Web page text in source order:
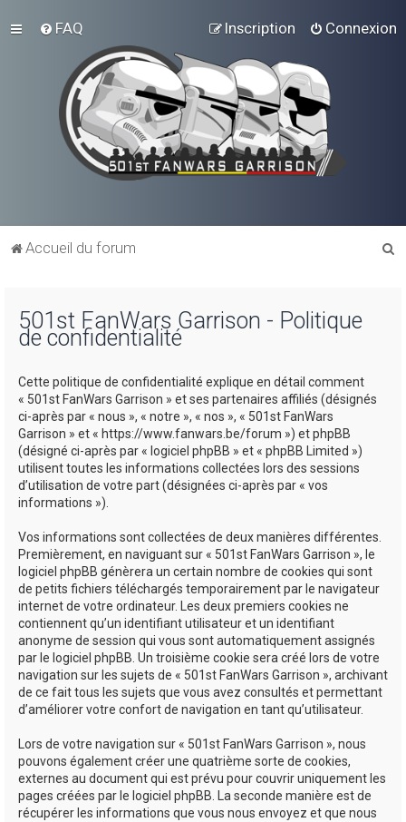
FAQ Connexion
Inscription
Accueil du forum
501st FanWars Garrison - Politique
de confidentialité
Cette politique de confidentialité explique en détail comment
« 501st FanWars Garrison » et ses partenaires affiliés (désignés
ci-après par « nous », « notre », « nos », « 501st FanWars
Garrison » et « https://www.fanwars.be/forum ») et phpBB
(désigné ci-après par « logiciel phpBB » et « phpBB Limited »)
utilisent toutes les informations collectées lors des sessions
d’utilisation de votre part (désignées ci-après par « vos
informations »).
Vos informations sont collectées de deux manières différentes.
Premièrement, en naviguant sur « 501st FanWars Garrison », le
logiciel phpBB génèrera un certain nombre de cookies qui sont
de petits fichiers téléchargés temporairement par le navigateur
internet de votre ordinateur. Les deux premiers cookies ne
contiennent qu’un identifiant utilisateur et un identifiant
anonyme de session qui vous sont automatiquement assignés
par le logiciel phpBB. Un troisième cookie sera créé lors de votre
navigation sur les sujets de « 501st FanWars Garrison », archivant
de ce fait tous les sujets que vous avez consultés et permettant
d’améliorer votre confort de navigation en tant qu’utilisateur.
Lors de votre navigation sur « 501st FanWars Garrison », nous
pouvons également créer une quatrième sorte de cookies,
externes au document qui est prévu pour couvrir uniquement les
pages créées par le logiciel phpBB. La seconde manière est de
récupérer les informations que vous nous envoyez et que nous